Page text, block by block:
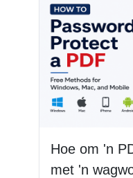
Hoe om 'n
met 'n